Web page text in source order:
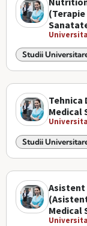
Studii
Medical
Studii
Medical